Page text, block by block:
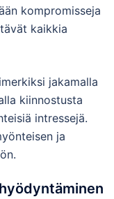
kompromisseja
kaikkia
jakamalla
kiinnostusta
intressejä.
ja